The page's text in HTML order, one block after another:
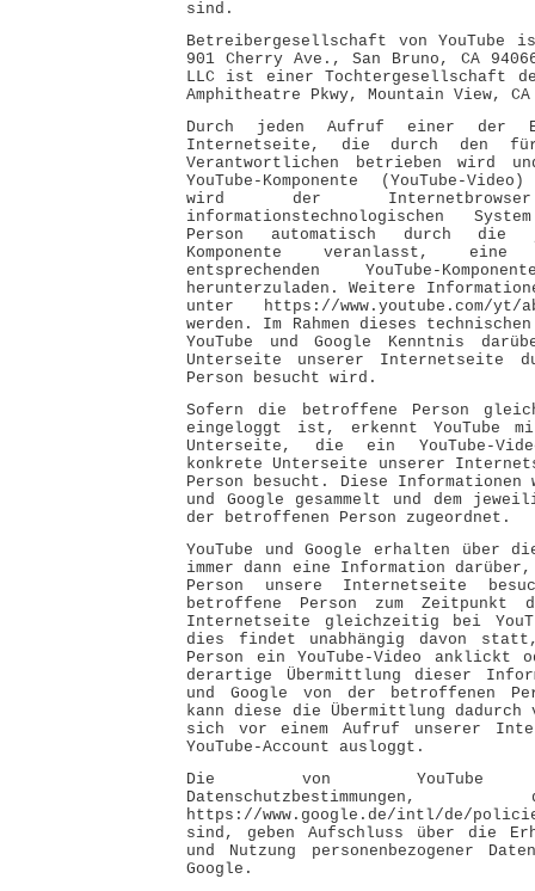
sind.
Betreibergesellschaft von YouTube
901 Cherry Ave., San Bruno, CA
LLC ist einer Tochtergesellschaft
Amphitheatre Pkwy, Mountain View, CA
Durch jeden Aufruf einer der
Internetseite, die durch den
Verantwortlichen betrieben wird
YouTube-Komponente (YouTube-
wird der
informationstechnologischen
Person automatisch durch die
Komponente veranlasst,
entsprechenden YouTube-
herunterzuladen. Weitere
unter https://www.youtube.com/yt/
werden. Im Rahmen dieses
YouTube und Google Kenntnis
Unterseite unserer Internetseite
Person besucht wird.
Sofern die betroffene Person
eingeloggt ist, erkennt YouTube
Unterseite, die ein YouTube-
konkrete Unterseite unserer
Person besucht. Diese Informationen
und Google gesammelt und dem
der betroffenen Person zugeordnet.
YouTube und Google erhalten über die
immer dann eine Information
Person unsere Internetseite
betroffene Person zum Zeitpunkt
Internetseite gleichzeitig bei
dies findet unabhängig davon
Person ein YouTube-Video
derartige Übermittlung dieser
und Google von der betroffenen
kann diese die Übermittlung
sich vor einem Aufruf unserer
YouTube-Account ausloggt.
Die von YouTube
https://www.google.de/intl/de/
sind, geben Aufschluss über die
und Nutzung personenbezogener
Google.